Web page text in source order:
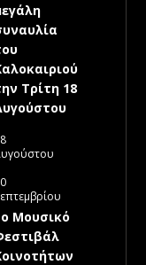
Τρίτη 18
Μουσικό